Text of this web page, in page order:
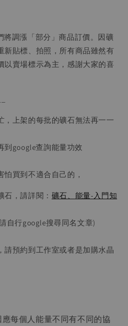
調漲「部分」商品訂價。因礦
新貼標、拍照，所有商品雖然有
以賣場標示為主，感謝大家的喜
，上架的每批的礦石無法再一一
到google查詢能量功效
怕買到不適合自己的，
，請詳閱： 礦石、能量-入門知
自行google搜尋同名文章)
請預約到工作室或者是加購水晶
每個人能量不同有不同的協